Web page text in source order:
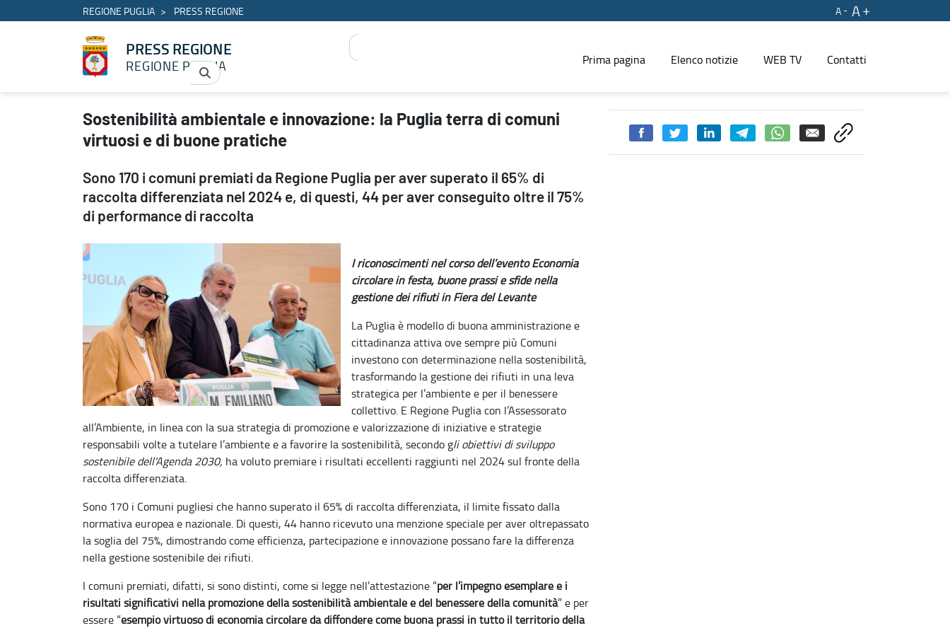
REGIONE PUGLIA PRESS REGIONE A
A
PRESS REGIONE
REGIONE PUGLIA Prima pagina Elenco notizie WEB TV Contatti
Sostenibilità ambientale e innovazione: la Puglia terra di comuni virtuosi e di buone pratiche - PRESS REGIONE
Sostenibilità ambientale e innovazione: la Puglia terra di comuni
virtuosi e di buone pratiche
Sono 170 i comuni premiati da Regione Puglia per aver superato il 65% di
raccolta differenziata nel 2024 e, di questi, 44 per aver conseguito oltre il 75%
di performance di raccolta
I riconoscimenti nel corso dell’evento Economia
circolare in festa, buone prassi e sfide nella
gestione dei rifiuti in Fiera del Levante
La Puglia è modello di buona amministrazione e
cittadinanza attiva ove sempre più Comuni
investono con determinazione nella sostenibilità,
trasformando la gestione dei rifiuti in una leva
strategica per l’ambiente e per il benessere
collettivo. E Regione Puglia con l’Assessorato
all’Ambiente, in linea con la sua strategia di promozione e valorizzazione di iniziative e strategie
responsabili volte a tutelare l’ambiente e a favorire la sostenibilità, secondo gli obiettivi di sviluppo
sostenibile dell'Agenda 2030, ha voluto premiare i risultati eccellenti raggiunti nel 2024 sul fronte della
raccolta differenziata.
Sono 170 i Comuni pugliesi che hanno superato il 65% di raccolta differenziata, il limite fissato dalla
normativa europea e nazionale. Di questi, 44 hanno ricevuto una menzione speciale per aver oltrepassato
la soglia del 75%, dimostrando come efficienza, partecipazione e innovazione possano fare la differenza
nella gestione sostenibile dei rifiuti.
I comuni premiati, difatti, si sono distinti, come si legge nell’attestazione “per l’impegno esemplare e i
risultati significativi nella promozione della sostenibilità ambientale e del benessere della comunità” e per
essere “esempio virtuoso di economia circolare da diffondere come buona prassi in tutto il territorio della